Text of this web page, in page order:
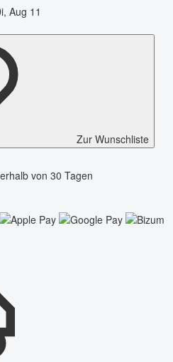
Aug 11
Zur Wunschliste
von 30 Tagen